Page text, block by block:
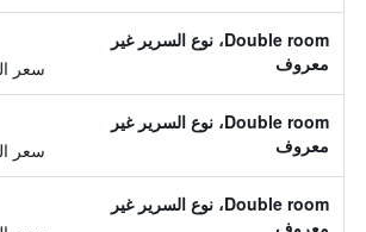
Double room، نوع السرير غير
معروف
سعر
Double room، نوع السرير غير
معروف
سعر
Double room، نوع السرير غير
معروف